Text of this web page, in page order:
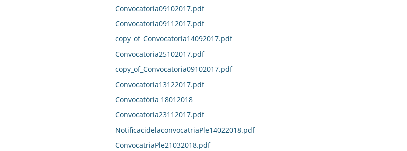
Convocatoria09102017.pdf
Convocatoria09112017.pdf
copy_of_Convocatoria14092017.pdf
Convocatoria25102017.pdf
copy_of_Convocatoria09102017.pdf
Convocatoria13122017.pdf
Convocatòria 18012018
Convocatoria23112017.pdf
NotificacidelaconvocatriaPle14022018.pdf
ConvocatriaPle21032018.pdf